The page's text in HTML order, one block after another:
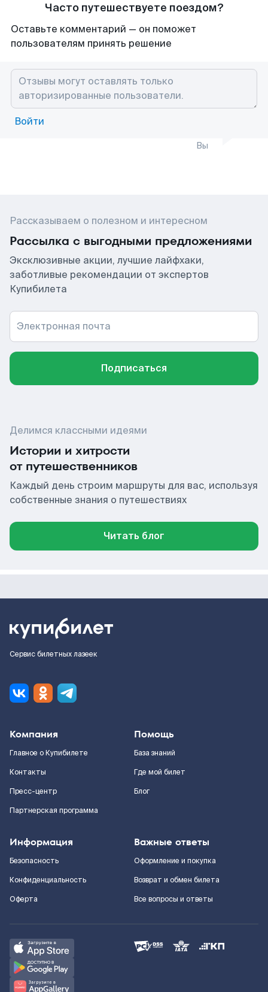
Часто путешествуете поездом?
Оставьте комментарий — он поможет
пользователям принять решение
Войти
Вы
Рассказываем о полезном и интересном
Рассылка с выгодными предложениями
Эксклюзивные акции, лучшие лайфхаки,
заботливые рекомендации от экспертов
Купибилета
Электронная почта
Подписаться
Делимся классными идеями
Истории и хитрости
от путешественников
Каждый день строим маршруты для вас, используя
собственные знания о путешествиях
Читать блог
Сервис билетных лазеек
Компания
Главное о Купибилете
Контакты
Пресс-центр
Партнерская программа
Помощь
База знаний
Где мой билет
Блог
Информация
Безопасность
Конфиденциальность
Оферта
Важные ответы
Оформление и покупка
Возврат и обмен билета
Все вопросы и ответы